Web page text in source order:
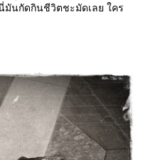
มันกัดกินชีวิตชะมัดเลย ใคร